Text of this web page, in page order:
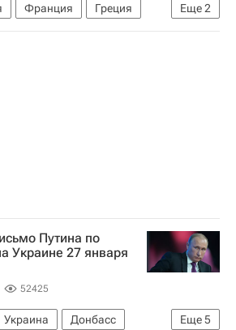
Еще2
Франция
Греция
Путина по
Украине 27 января
52425
Еще5
Украина
Донбасс